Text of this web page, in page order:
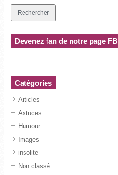
Devenez fan de notre page FB
Catégories
Articles
Astuces
Humour
Images
insolite
Non classé